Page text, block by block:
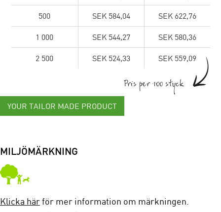
500 SEK 584,04 SEK 622,76
1 000 SEK 544,27 SEK 580,36
2 500 SEK 524,33 SEK 559,09
Pris per 100 styck
YOUR TAILOR MADE PRODUCT
MILJÖMÄRKNING
Klicka härför mer information om märkningen.